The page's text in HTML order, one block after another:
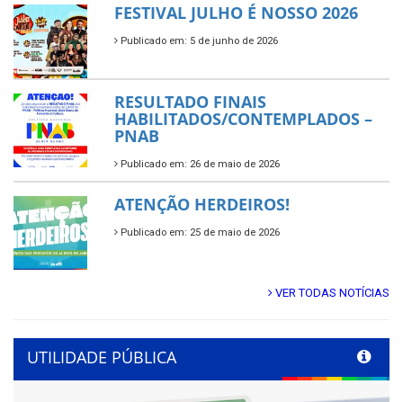
FESTIVAL JULHO É NOSSO 2026
Publicado em: 5 de junho de 2026
RESULTADO FINAIS
HABILITADOS/CONTEMPLADOS –
PNAB
Publicado em: 26 de maio de 2026
ATENÇÃO HERDEIROS!
Publicado em: 25 de maio de 2026
VER TODAS NOTÍCIAS
UTILIDADE PÚBLICA